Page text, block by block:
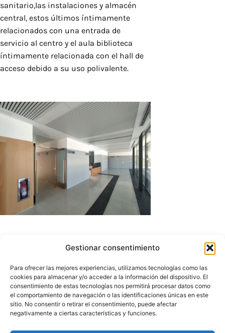
Gestionar consentimiento
Para ofrecer las mejores experiencias, utilizamos tecnologías como las
cookies para almacenar y/o acceder a la información del dispositivo. El
consentimiento de estas tecnologías nos permitirá procesar datos como
el comportamiento de navegación o las identificaciones únicas en este
sitio. No consentir o retirar el consentimiento, puede afectar
negativamente a ciertas características y funciones.
sanitario,las instalaciones y almacén
central, estos últimos íntimamente
relacionados con una entrada de
servicio al centro y el aula biblioteca
íntimamente relacionada con el hall de
acceso debido a su uso polivalente.
Interiormente, el edificio se organiza
permiten introducir la luz a las zonas de
espera y recepción, así como al área de
residencia de personal, generando unos
ambientes controlados y agradables